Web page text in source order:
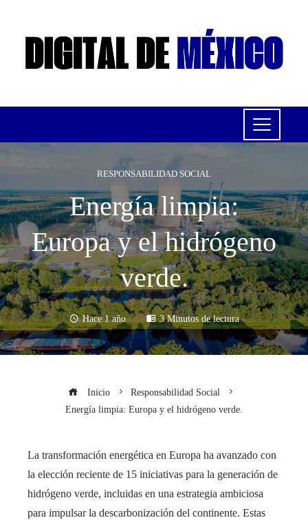
RESPONSABILIDAD SOCIAL
Energía limpia:
Europa y el hidrógeno
verde.
Hace 1 año 3 Minutos de lectura
Inicio
Responsabilidad Social
Energía limpia: Europa y el hidrógeno verde.
La transformación energética en Europa ha avanzado con
la elección reciente de 15 iniciativas para la generación de
hidrógeno verde, incluidas en una estrategia ambiciosa
para impulsar la descarbonización del continente. Estas